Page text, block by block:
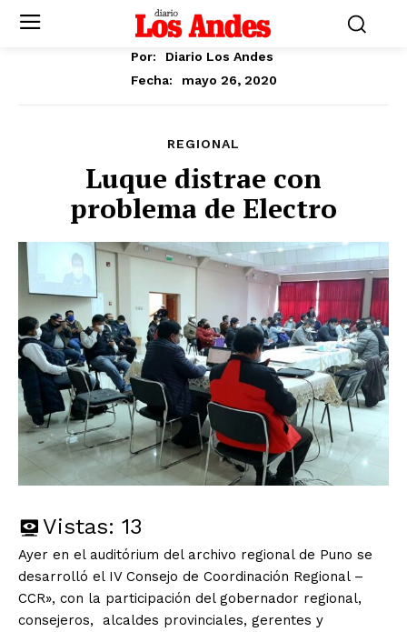
Por:
Diario Los Andes
Fecha:
mayo 26, 2020
REGIONAL
Luque distrae con
problema de Electro
Vistas: 13
Ayer en el auditórium del archivo regional de Puno se
desarrolló el IV Consejo de Coordinación Regional –
CCR», con la participación del gobernador regional,
consejeros, alcaldes provinciales, gerentes y